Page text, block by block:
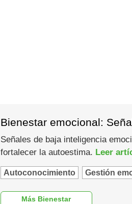
Bienestar emocional:
Señales de baja inteligencia
fortalecer la autoestima. Leer
Autoconocimiento Gestión
Más Bienestar